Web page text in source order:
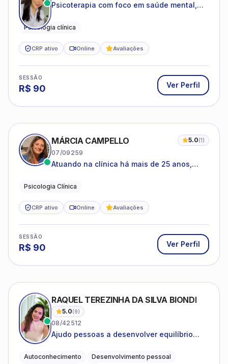
Psicoterapia com foco em saúde mental,
adolescentes e adultos.
Psicologia clínica
CRP ativo Online Avaliações
SESSÃO
R$ 90 Ver Perfil
MÁRCIA CAMPELLO 5.0(1)
07/09259
Atuando na clínica há mais de 25 anos,
estruturas, com experiência em
Psicologia Clínica
CRP ativo Online Avaliações
SESSÃO
R$ 90 Ver Perfil
RAQUEL TEREZINHA DA SILVA BIONDI
5.0(9)
08/42512
Ajudo pessoas a desenvolver equilíbrio
Autoconhecimento
Desenvolvimento pessoal